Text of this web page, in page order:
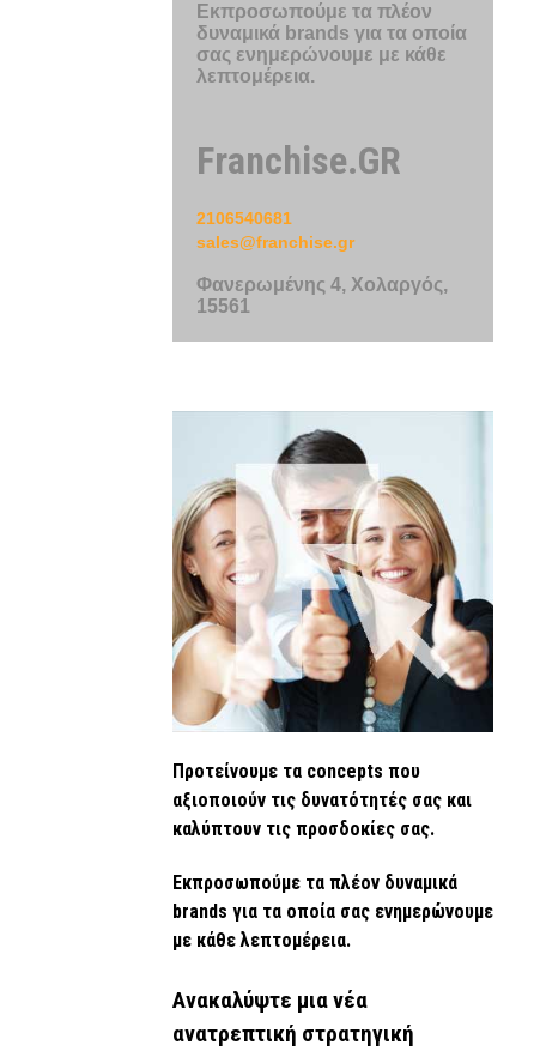
Εκπροσωπούμε τα πλέον
δυναμικά brands για τα οποία
σας ενημερώνουμε με κάθε
λεπτομέρεια.
Franchise.GR
2106540681
sales@franchise.gr
Φανερωμένης 4, Χολαργός,
15561
Προτείνουμε τα concepts που
αξιοποιούν τις δυνατότητές σας και
καλύπτουν τις προσδοκίες σας.
Εκπροσωπούμε τα πλέον δυναμικά
brands για τα οποία σας ενημερώνουμε
με κάθε λεπτομέρεια.
Ανακαλύψτε μια νέα
ανατρεπτική στρατηγική